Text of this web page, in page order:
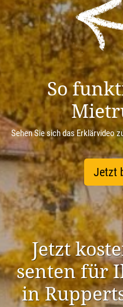
So
Sehen Sie sich das Erklärvideo
Jetzt
Jetzt
senten für
in